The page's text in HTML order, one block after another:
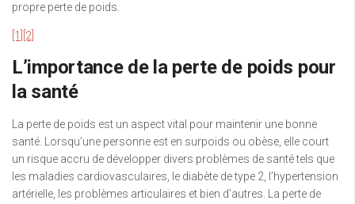
propre perte de poids.
[1] [2]
L’importance de la perte de poids pour
la santé
La perte de poids est un aspect vital pour maintenir une bonne
santé. Lorsqu’une personne est en surpoids ou obèse, elle court
un risque accru de développer divers problèmes de santé tels que
les maladies cardiovasculaires, le diabète de type 2, l’hypertension
artérielle, les problèmes articulaires et bien d’autres. La perte de